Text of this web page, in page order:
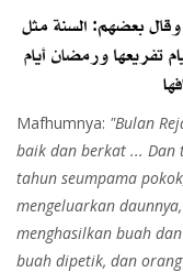
Mafhumnya: "Bulan
baik dan berkat ... Dan
tahun seumpama
mengeluarkan
menghasilkan buah
buah dipetik, dan